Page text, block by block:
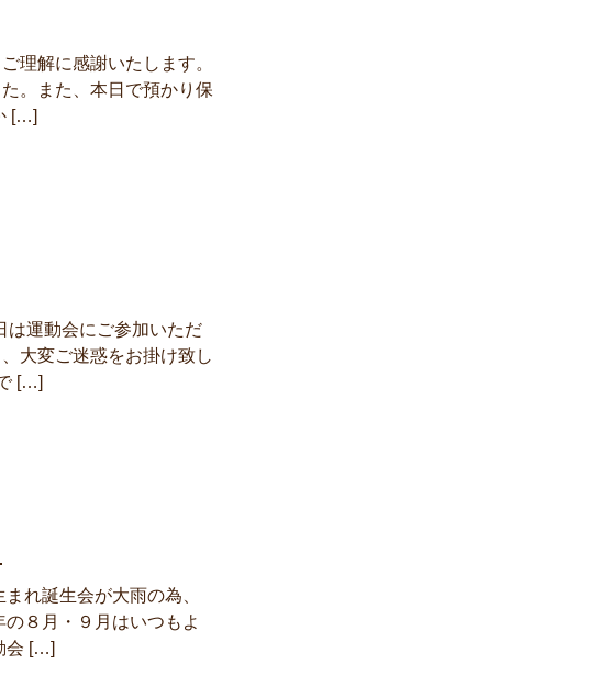
理解に感謝いたします。
。また、本日で預かり保
[…]
は運動会にご参加いただ
大変ご迷惑をお掛け致し
[…]
れ誕生会が大雨の為、
８月・９月はいつもよ
会 […]